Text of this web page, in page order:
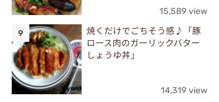
15,589 view
焼くだけでごちそう感♪「豚
ロース肉のガーリックバター
しょうゆ丼」
14,319 view